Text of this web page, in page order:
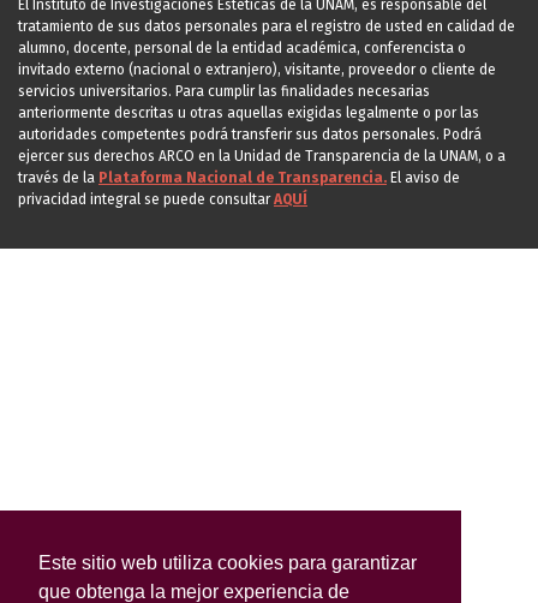
Este sitio web utiliza cookies para garantizar
que obtenga la mejor experiencia de
El Instituto de Investigaciones Estéticas de la UNAM, es responsable del
tratamiento de sus datos personales para el registro de usted en calidad de
alumno, docente, personal de la entidad académica, conferencista o
invitado externo (nacional o extranjero), visitante, proveedor o cliente de
servicios universitarios. Para cumplir las finalidades necesarias
anteriormente descritas u otras aquellas exigidas legalmente o por las
autoridades competentes podrá transferir sus datos personales. Podrá
ejercer sus derechos ARCO en la Unidad de Transparencia de la UNAM, o a
través de la Plataforma Nacional de Transparencia. El aviso de
privacidad integral se puede consultarAQUÍ